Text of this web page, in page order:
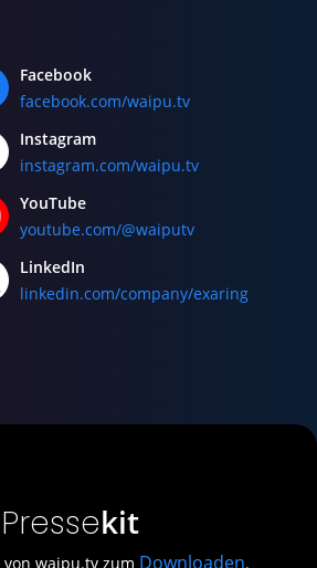
Facebook
facebook.com/waipu.tv
Instagram
instagram.com/waipu.tv
YouTube
youtube.com/@waiputv
LinkedIn
linkedin.com/company/exaring
Pressekit
waipu.tv zum Downloaden.